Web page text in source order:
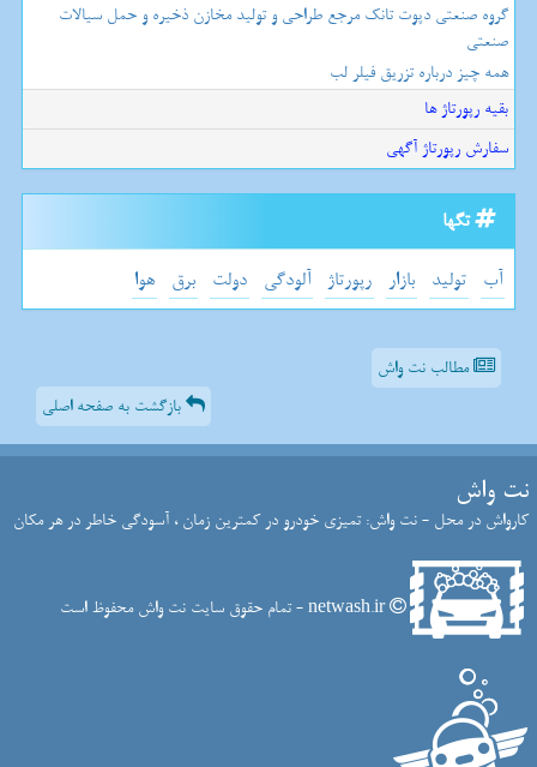
گروه صنعتی دپوت تانک مرجع طراحی و تولید مخازن ذخیره و حمل سیالات
صنعتی
همه چیز درباره تزریق فیلر لب
بقیه رپورتاژ ها
سفارش رپورتاژ آگهی
تگها
آب تولید بازار رپورتاژ آلودگی دولت برق هوا
مطالب نت واش
بازگشت به صفحه اصلی
نت واش
کارواش در محل - نت واش: تمیزی خودرو در کمترین زمان ، آسودگی خاطر در هر مکان
netwash.ir - تمام حقوق سایت نت واش محفوظ است